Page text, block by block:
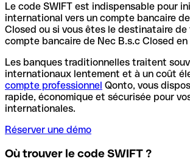
Le code SWIFT est indispensable pour
international vers un compte bancaire
Closed ou si vous êtes le destinataire de
compte bancaire de Nec B.s.c Closed en
Les banques traditionnelles traitent
internationaux lentement et à un coût
compte professionnel Qonto, vous
rapide, économique et sécurisée pour
internationales.
Réserver une démo
Où trouver le code SWIFT ?